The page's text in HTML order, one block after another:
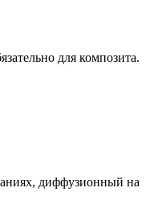
для композита.
диффузионный на